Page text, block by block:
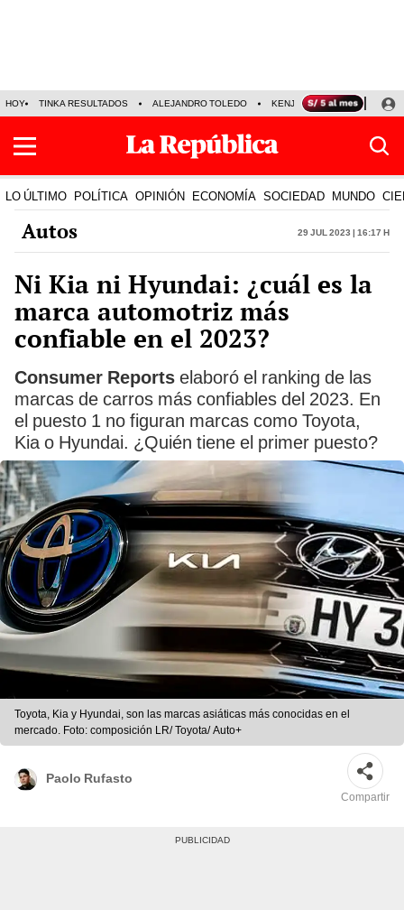
HOY TINKA RESULTADOS ALEJANDRO TOLEDO KENJI FUJIMORI
LO ÚLTIMO POLÍTICA OPINIÓN ECONOMÍA SOCIEDAD MUNDO
Autos 29 Jul 2023 | 16:17 h
Ni Kia ni Hyundai: ¿cuál es la
marca automotriz más
confiable en el 2023?
Consumer Reports elaboró el ranking de las
marcas de carros más confiables del 2023. En
el puesto 1 no figuran marcas como Toyota,
Kia o Hyundai. ¿Quién tiene el primer puesto?
Toyota, Kia y Hyundai, son las marcas asiáticas más conocidas en el
mercado. Foto: composición LR/ Toyota/ Auto+
Paolo Rufasto
Compartir